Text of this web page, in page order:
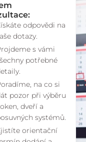
odpovědi na
dotazy.
s vámi
potřebné
na co si
pozor při výběru
oken, dveří a
systémů.
orientační